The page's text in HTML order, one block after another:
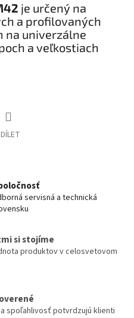
je určený na
a profilovaných
na univerzálne
a veľkostiach
servisná a technická
si stojíme
produktov v celosvetovom
spoľahlivosť potvrdzujú klienti